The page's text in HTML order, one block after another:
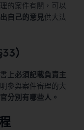
的案件有關，可以
自己的意見供大法
）
上必須記載負責主
參與案件審理的大
分別有哪些人。